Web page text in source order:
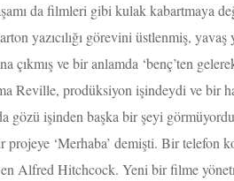
da filmleri gibi kulak kabartmaya
yazıcılığı görevini üstlenmiş,
çıkmış ve bir anlamda ‘benç’ten
Reville, prodüksiyon işindeydi ve bir
gözü işinden başka bir şeyi
projeye ‘Merhaba’ demişti. Bir telefon
Alfred Hitchcock. Yeni bir filme